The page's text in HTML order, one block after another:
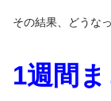
その結果、どうな
1週間